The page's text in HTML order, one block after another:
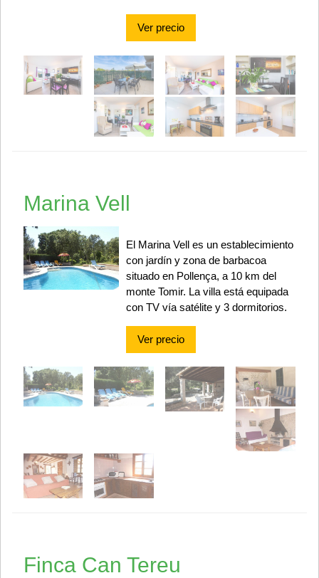
Ver precio
Marina Vell
El Marina Vell es un establecimiento
con jardín y zona de barbacoa
situado en Pollença, a 10 km del
monte Tomir. La villa está equipada
con TV vía satélite y 3 dormitorios.
Ver precio
Finca Can Tereu